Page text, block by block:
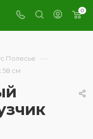
0
Полесье —
58 см